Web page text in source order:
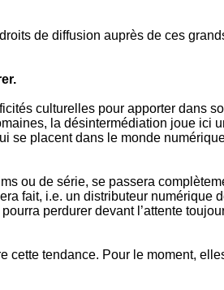
de diffusion auprès de ces
culturelles pour apporter dans
la désintermédiation joue ici
placent dans le monde
ou de série, se passera
fait, i.e. un distributeur numérique
perdurer devant l’attente
tendance. Pour le moment,